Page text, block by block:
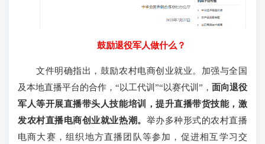
鼓励退役军人做什么？
文件明确指出，鼓励农村电商创业就业。加强与全国
及本地直播平台的合作，“以工代训”“以赛代训”， 面向退役
军人等开展直播带头人技能培训，提升直播带货技能，激
发农村直播电商创业就业热潮。 举办多种形式的农村直播
电商大赛，组织地方直播团队等参加，促进相互学习交